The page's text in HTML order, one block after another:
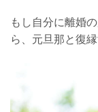
もし自分に離婚
ら、元旦那と復